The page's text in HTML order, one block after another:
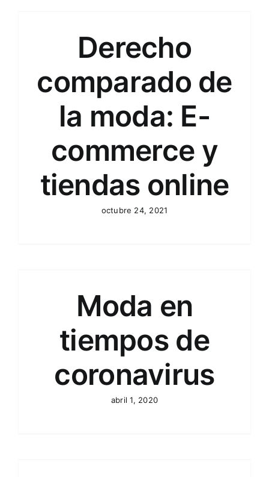
Derecho
comparado de
la moda: E-
commerce y
tiendas online
octubre 24, 2021
Moda en
tiempos de
coronavirus
abril 1, 2020